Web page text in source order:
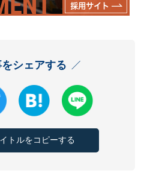
シェアする
トルをコピーする